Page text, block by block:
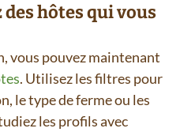
des hôtes qui vous
vous pouvez maintenant
. Utilisez les filtres pour
le type de ferme ou les
les profils avec